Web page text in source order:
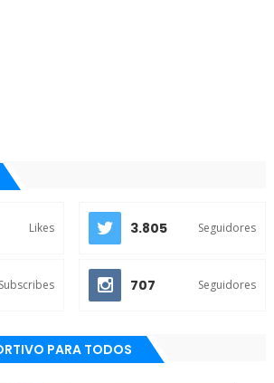
Likes 3.805 Seguidores
Subscribes 707 Seguidores
PARA TODOS